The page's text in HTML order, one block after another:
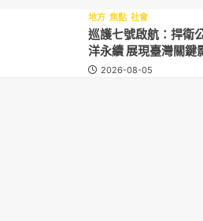
地方 焦點 社會
巡護七號啟航：捍衛
洋永續 展現臺灣關鍵
2026-08-05